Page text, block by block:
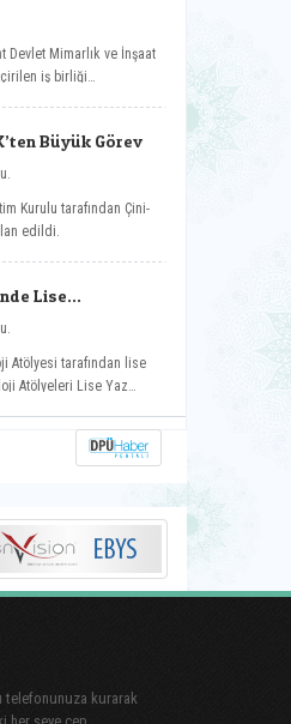
Devlet Mimarlık ve İnşaat
iş birliği
Büyük Görev
Kurulu tarafından Çini-
edildi.
Lise
Atölyesi tarafından lise
Atölyeleri Lise Yaz
telefonunuza kurarak